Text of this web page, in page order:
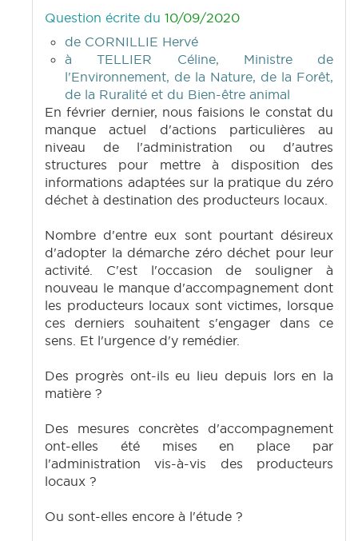
Question écrite du 10/09/2020
de CORNILLIE Hervé
à TELLIER Céline, Ministre de
l'Environnement, de la Nature, de la Forêt,
de la Ruralité et du Bien-être animal
En février dernier, nous faisions le constat du
manque actuel d'actions particulières au
niveau de l'administration ou d'autres
structures pour mettre à disposition des
informations adaptées sur la pratique du zéro
déchet à destination des producteurs locaux.
Nombre d'entre eux sont pourtant désireux
d'adopter la démarche zéro déchet pour leur
activité. C'est l'occasion de souligner à
nouveau le manque d'accompagnement dont
les producteurs locaux sont victimes, lorsque
ces derniers souhaitent s'engager dans ce
sens. Et l'urgence d'y remédier.
Des progrès ont-ils eu lieu depuis lors en la
matière ?
Des mesures concrètes d'accompagnement
ont-elles été mises en place par
l'administration vis-à-vis des producteurs
locaux ?
Ou sont-elles encore à l'étude ?